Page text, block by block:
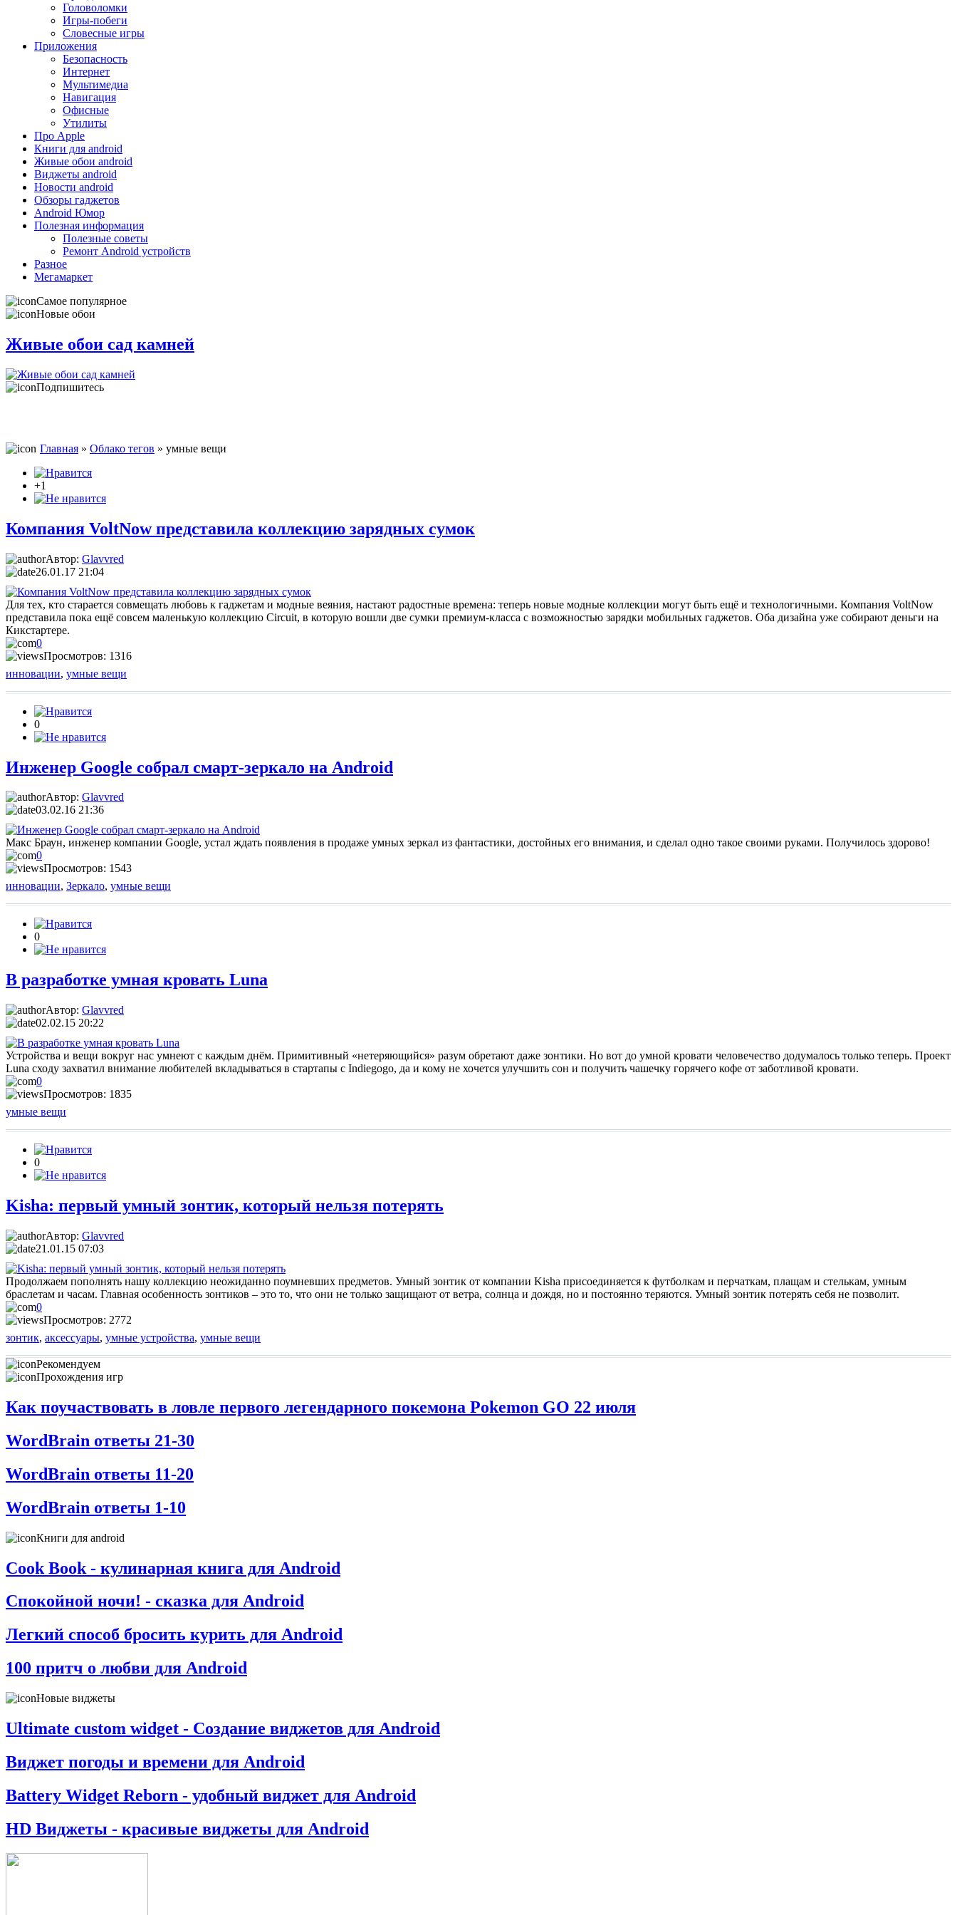
Головоломки
Игры-побеги
Словесные игры
Приложения
Безопасность
Интернет
Мультимедиа
Навигация
Офисные
Утилиты
Про Apple
Книги для android
Живые обои android
Виджеты android
Новости android
Обзоры гаджетов
Android Юмор
Полезная информация
Полезные советы
Ремонт Android устройств
Разное
Мегамаркет
Самое популярное
Новые обои
Живые обои сад камней
Подпишитесь
Главная » Облако тегов » умные вещи
+1
Компания VoltNow представила коллекцию зарядных сумок
Автор: Glavvred
26.01.17 21:04
Для тех, кто старается совмещать любовь к гаджетам и модные веяния, настают радостные времена: теперь новые модные коллекции могут быть ещё и технологичными. Компания VoltNow
представила пока ещё совсем маленькую коллекцию Circuit, в которую вошли две сумки премиум-класса с возможностью зарядки мобильных гаджетов. Оба дизайна уже собирают деньги на
Кикстартере.
0
Просмотров: 1316
инновации, умные вещи
0
Инженер Google собрал смарт-зеркало на Android
Автор: Glavvred
03.02.16 21:36
Макс Браун, инженер компании Google, устал ждать появления в продаже умных зеркал из фантастики, достойных его внимания, и сделал одно такое своими руками. Получилось здорово!
0
Просмотров: 1543
инновации, Зеркало, умные вещи
0
В разработке умная кровать Luna
Автор: Glavvred
02.02.15 20:22
Устройства и вещи вокруг нас умнеют с каждым днём. Примитивный «нетеряющийся» разум обретают даже зонтики. Но вот до умной кровати человечество додумалось только теперь. Проект
Luna сходу захватил внимание любителей вкладываться в стартапы с Indiegogo, да и кому не хочется улучшить сон и получить чашечку горячего кофе от заботливой кровати.
0
Просмотров: 1835
умные вещи
0
Kisha: первый умный зонтик, который нельзя потерять
Автор: Glavvred
21.01.15 07:03
Продолжаем пополнять нашу коллекцию неожиданно поумневших предметов. Умный зонтик от компании Kisha присоединяется к футболкам и перчаткам, плащам и стелькам, умным
браслетам и часам. Главная особенность зонтиков – это то, что они не только защищают от ветра, солнца и дождя, но и постоянно теряются. Умный зонтик потерять себя не позволит.
0
Просмотров: 2772
зонтик, аксессуары, умные устройства, умные вещи
Рекомендуем
Прохождения игр
Как поучаствовать в ловле первого легендарного покемона Pokemon GO 22 июля
WordBrain ответы 21-30
WordBrain ответы 11-20
WordBrain ответы 1-10
Книги для android
Cook Book - кулинарная книга для Android
Спокойной ночи! - сказка для Android
Легкий способ бросить курить для Android
100 притч о любви для Android
Новые виджеты
Ultimate custom widget - Создание виджетов для Android
Виджет погоды и времени для Android
Battery Widget Reborn - удобный виджет для Android
HD Виджеты - красивые виджеты для Android